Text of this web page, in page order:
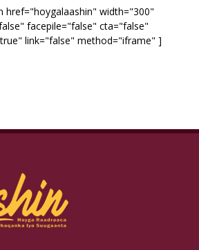
href="hoygalaashin" width="300"
facepile="false" cta="false"
link="false" method="iframe" ]